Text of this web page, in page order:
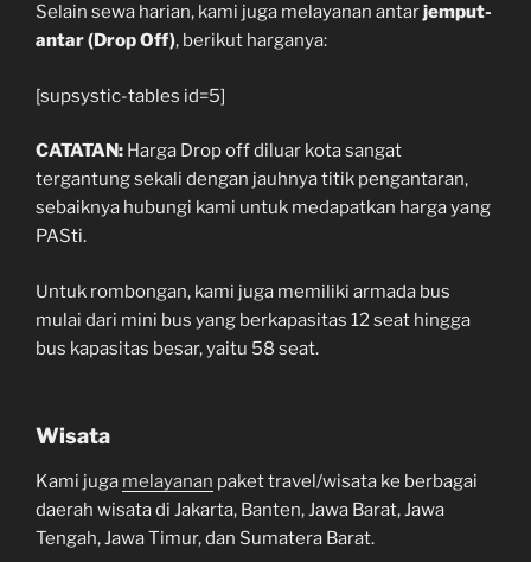
Selain sewa harian, kami juga melayanan antarjemput-
antar (Drop Off), berikut harganya:
[supsystic-tables id=5]
CATATAN: Harga Drop off diluar kota sangat
tergantung sekali dengan jauhnya titik pengantaran,
sebaiknya hubungi kami untuk medapatkan harga yang
PASti.
Untuk rombongan, kami juga memiliki armada bus
mulai dari mini bus yang berkapasitas 12 seat hingga
bus kapasitas besar, yaitu 58 seat.
Wisata
Kami juga melayanan paket travel/wisata ke berbagai
daerah wisata di Jakarta, Banten, Jawa Barat, Jawa
Tengah, Jawa Timur, dan Sumatera Barat.